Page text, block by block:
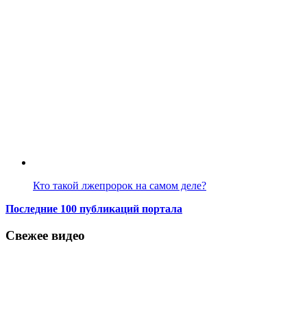
Кто такой лжепророк на самом деле?
Последние 100 публикаций портала
Свежее видео